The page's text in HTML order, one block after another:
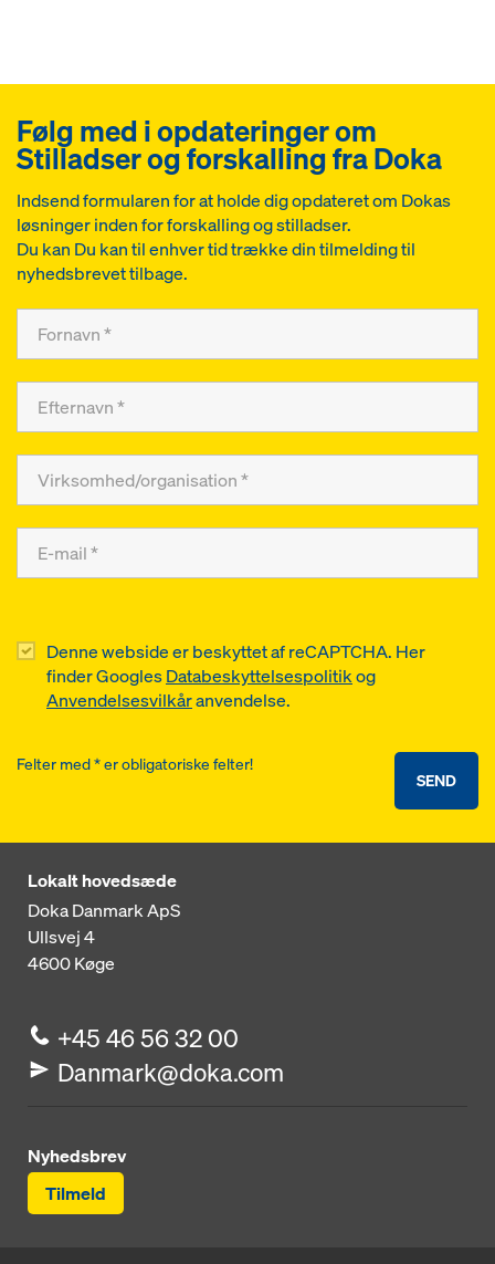
Følg med i opdateringer om
Stilladser og forskalling fra Doka
Indsend formularen for at holde dig opdateret om Dokas
løsninger inden for forskalling og stilladser.
Du kan Du kan til enhver tid trække din tilmelding til
nyhedsbrevet tilbage.
Denne webside er beskyttet af reCAPTCHA. Her
finder GooglesDatabeskyttelsespolitikog
Anvendelsesvilkåranvendelse.
SEND
Felter med * er obligatoriske felter!
Lokalt hovedsæde
Doka Danmark ApS
Ullsvej 4
4600Køge
+45 46 56 32 00
Danmark@doka.com
Nyhedsbrev
Tilmeld